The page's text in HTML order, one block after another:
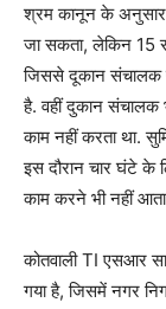
श्रम कानून के अनुसार
जा सकता, लेकिन 15
जिससे दूकान संचालक
है. वहीं दुकान संचालक
काम नहीं करता था.
इस दौरान चार घंटे के
काम करने भी नहीं
कोतवाली TI एसआर
गया है, जिसमें नगर